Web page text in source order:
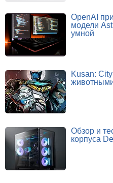
OpenAI
модели
умной
Kusan:
Обзор и
корпуса